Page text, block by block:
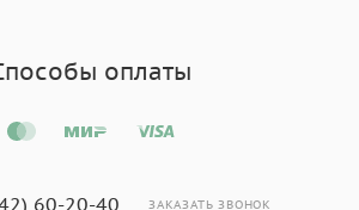
оплаты
60-20-40 ЗАКАЗАТЬ ЗВОНОК